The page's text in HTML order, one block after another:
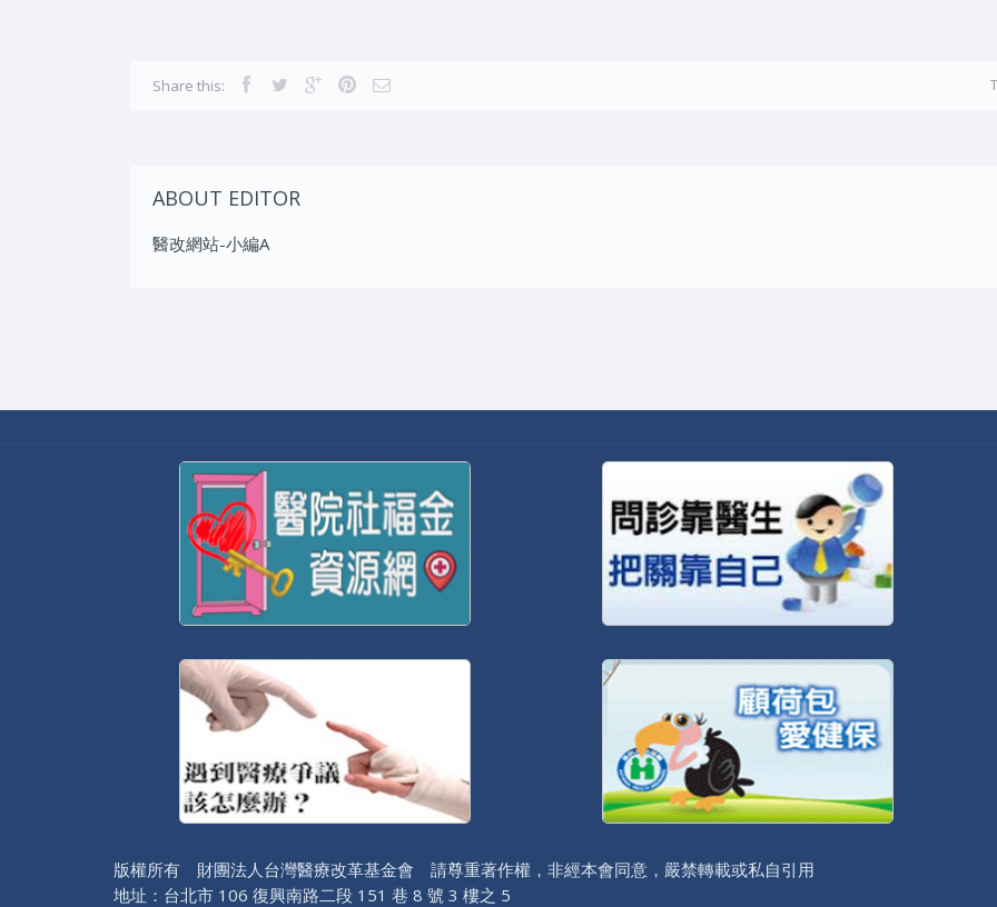
Share this:
ABOUT EDITOR
醫改網站-小編A
版權所有 財團法人台灣醫療改革基金會 請尊重著作權，非經本會同意，嚴禁轉載或私自引用
地址：台北市 106 復興南路二段 151 巷 8 號 3 樓之 5